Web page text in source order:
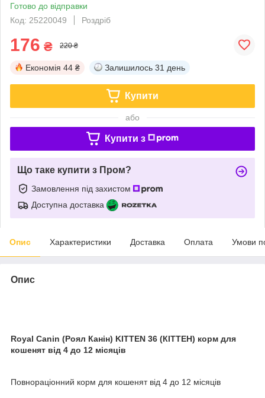
Готово до відправки
Код: 25220049
Роздріб
176 ₴ 220 ₴
Економія 44 ₴ Залишилось 31 день
Купити
або
Купити з
Що таке купити з Пром?
Замовлення під захистом
Доступна доставка
Опис Характеристики Доставка Оплата Умови
Опис
Royal Canin (Роял Канін) KITTEN 36 (КІТТЕН) корм для
кошенят від 4 до 12 місяців
Повнораціонний корм для кошенят від 4 до 12 місяців